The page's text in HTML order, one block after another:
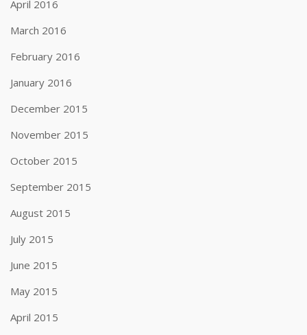
April 2016
March 2016
February 2016
January 2016
December 2015
November 2015
October 2015
September 2015
August 2015
July 2015
June 2015
May 2015
April 2015